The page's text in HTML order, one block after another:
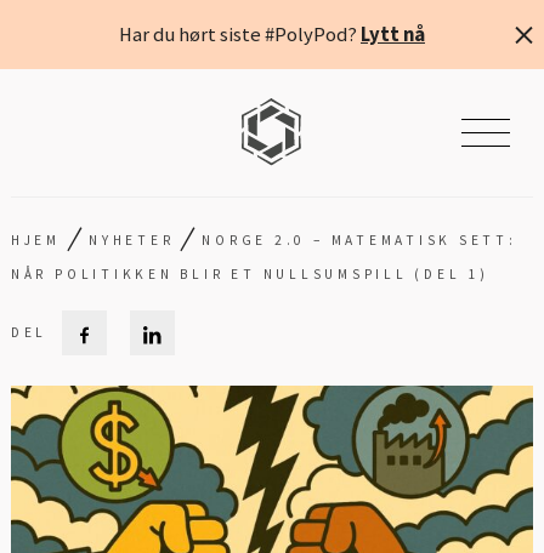
Har du hørt siste #PolyPod? Lytt nå
HJEM / NYHETER / NORGE 2.0 – MATEMATISK SETT:
NÅR POLITIKKEN BLIR ET NULLSUMSPILL (DEL 1)